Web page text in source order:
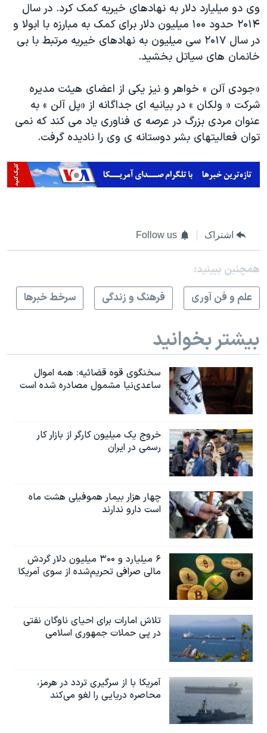
وی دو میلیارد دلار به نهادهای خیریه کمک کرد. در سال
۲۰۱۴ حدود ۱۰۰ میلیون دلار برای کمک به مبارزه با ابولا و
در سال ۲۰۱۷ سی میلیون به نهادهای خیریه مرتبط با بی
خانمان های سیاتل بخشید.
«جودی آلن » خواهر و نیز یکی از اعضای هیئت مدیره
شرکت « ولکان » در بیانیه ای جداگانه از «پل آلن » به
عنوان مردی بزرگ در عرصه ی فناوری یاد می کند که نمی
توان فعالیتهای بشر دوستانه ی وی را نادیده گرفت.
اشتراک Follow us
همچنبن ببینید:
علم و فن آوری
فرهنگ و زندگی سرخط خبرها
بیشتر بخوانید
سخنگوی قوه قضائیه: همه اموال
ساعدی‌نیا مشمول مصادره شده است
خروج یک میلیون کارگر از بازار کار
رسمی در ایران
چهار هزار بیمار هموفیلی هشت ماه
است دارو ندارند
۶ میلیارد و ۳۰۰ میلیون دلار گردش
مالی صرافی تحریم‌شده از سوی آمریکا
تلاش امارات برای احیای ناوگان نفتی
در پی حملات جمهوری اسلامی
آمریکا با از سرگیری تردد در هرمز،
محاصره دریایی را لغو می‌کند